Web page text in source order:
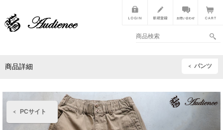
PCサイト
商品詳細 パンツ